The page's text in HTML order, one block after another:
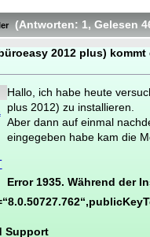
(Antworten: 1, Gelesen
2012 plus) kommt
Hallo, ich habe heute
plus 2012) zu installieren.
Aber dann auf einmal
eingegeben habe kam die
Error 1935. Während der
Support